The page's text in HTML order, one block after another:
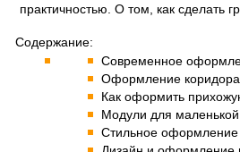
практичностью. О том, как сделать
Содержание:
Современное
Оформление коридора
Как оформить
Модули для
Стильное оформление